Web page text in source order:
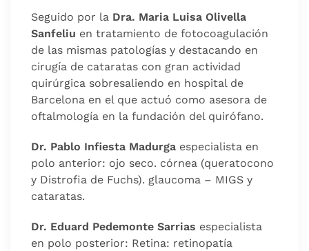
Seguido por la Dra. Maria Luisa Olivella
Sanfeliu en tratamiento de fotocoagulación
de las mismas patologías y destacando en
cirugía de cataratas con gran actividad
quirúrgica sobresaliendo en hospital de
Barcelona en el que actuó como asesora de
oftalmología en la fundación del quirófano.
Dr. Pablo Infiesta Madurga especialista en
polo anterior: ojo seco. córnea (queratocono
y Distrofia de Fuchs). glaucoma – MIGS y
cataratas.
Dr. Eduard Pedemonte Sarrias especialista
en polo posterior: Retina: retinopatía